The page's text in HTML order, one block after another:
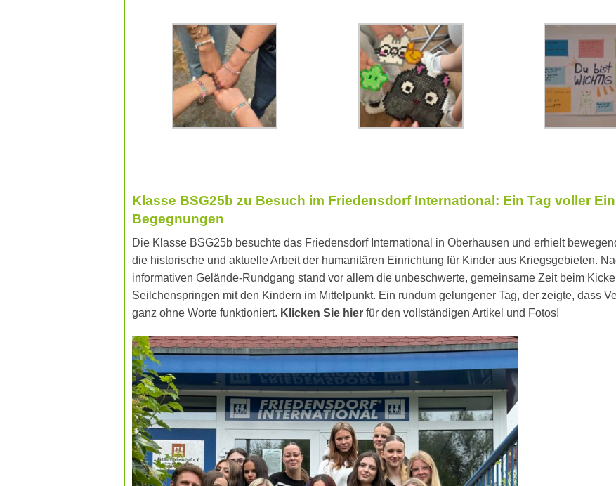
Klasse BSG25b zu Besuch im Friedensdorf International: Ein Tag voller
Begegnungen
Die Klasse BSG25b besuchte das Friedensdorf International in Oberhausen und erhielt
die historische und aktuelle Arbeit der humanitären Einrichtung für Kinder aus Kriegsgebieten.
informativen Gelände-Rundgang stand vor allem die unbeschwerte, gemeinsame Zeit beim
Seilchenspringen mit den Kindern im Mittelpunkt. Ein rundum gelungener Tag, der zeigte, dass
ganz ohne Worte funktioniert. Klicken Sie hier für den vollständigen Artikel und Fotos!